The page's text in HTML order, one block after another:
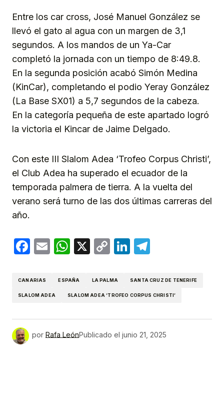
Entre los car cross, José Manuel González se
llevó el gato al agua con un margen de 3,1
segundos. A los mandos de un Ya-Car
completó la jornada con un tiempo de 8:49.8.
En la segunda posición acabó Simón Medina
(KinCar), completando el podio Yeray González
(La Base SX01) a 5,7 segundos de la cabeza.
En la categoría pequeña de este apartado logró
la victoria el Kincar de Jaime Delgado.
Con este III Slalom Adea ‘Trofeo Corpus Christi’,
el Club Adea ha superado el ecuador de la
temporada palmera de tierra. A la vuelta del
verano será turno de las dos últimas carreras del
año.
Facebook
EmailWhatsApp
X
CopyLinkedIn
CANARIAS ESPAÑA LA PALMA SANTA CRUZ DE TENERIFE
SLALOM ADEA SLALOM ADEA ‘TROFEO CORPUS CHRISTI’
por Rafa LeónPublicado el junio 21, 2025